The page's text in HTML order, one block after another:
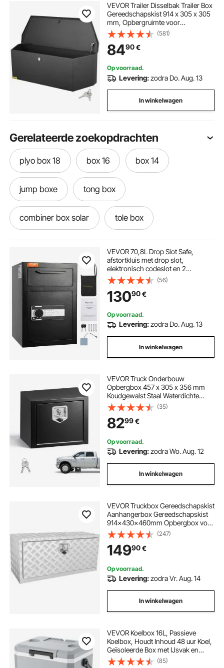
VEVOR Trailer Disselbak Trailer Box
Gereedschapskist 914 x 305 x 305
mm, Opbergruimte voor
aanhangwagens van koolstofstaal
met slot en sleutels,
Gereedschapskist voor
aanhangwagens met disselbak
voor campers etc.
(581)
8490€
Op voorraad.
Levering:zodra Do. Aug. 13
In winkelwagen
Gerelateerde zoekopdrachten
plyo box 18 box 16 box 14
jump boxe tong box
combiner box solar tole box
pick up box storage
saf box box of tools de boxe
wat is een junction box safe lock box
VEVOR 70,8L Drop Slot Safe,
afstortkluis met drop slot,
elektronisch codeslot en 2
noodsleutels, 355 x 355 x 515 mm,
zakelijke drop slot kluis voor
contant geld, thuis, hotel, kantoor,
enz.
(56)
13090€
Op voorraad.
Levering:zodra Do. Aug. 13
In winkelwagen
VEVOR Truck Onderbouw
Opbergbox 457 x 305 x 356 mm
Koudgewalst Staal Waterdichte
Gereedschapskist met T-
handgreep en Slot voor
Vrachtwagens, Trailers,
Bestelwagens Gereedschapskist
Onderbouw Box Zwart
(35)
8299€
Op voorraad.
Levering:zodra Wo. Aug. 12
In winkelwagen
VEVOR Truckbox Gereedschapskist
Aanhangerbox Gereedschapskist
914x430x460mm Opbergbox voor
pick-ups, Aluminium traanplaat
gereedschapskist met slot en
sleutels, Waterdichte opbergbox
voor aanhangers
(247)
14990€
Op voorraad.
Levering:zodra Vr. Aug. 14
In winkelwagen
VEVOR Koelbox 16L, Passieve
Koelbox, Houdt Inhoud 48 uur Koel,
Geïsoleerde Box met IJsvak en
Stevig Handvat, Koelbox zonder
(85)